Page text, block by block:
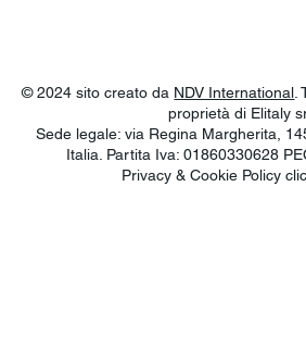
© 2024 sito creato da NDV International
proprietà di Elitaly
Sede legale: via Regina Margherita,
Italia. Partita Iva: 01860330628
Privacy & Cookie Policy